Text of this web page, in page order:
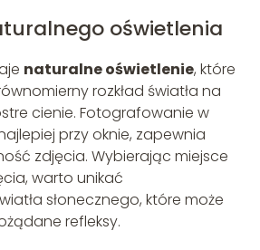
oświetlenia
naturalne oświetlenie, które
rozkład światła na
cienie. Fotografowanie w
przy oknie, zapewnia
zdjęcia. Wybierając miejsce
warto unikać
słonecznego, które może
refleksy.